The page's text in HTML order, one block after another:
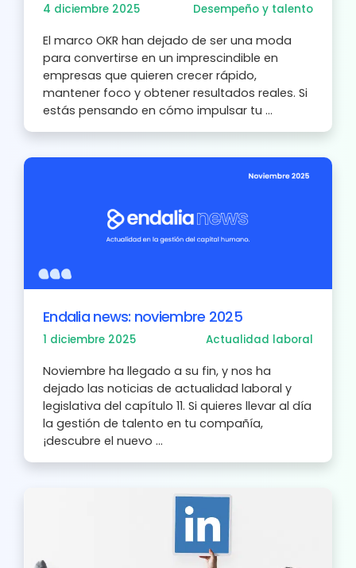
4 diciembre 2025 Desempeño y talento
El marco OKR han dejado de ser una moda
para convertirse en un imprescindible en
empresas que quieren crecer rápido,
mantener foco y obtener resultados reales. Si
estás pensando en cómo impulsar tu ...
Endalia news: noviembre 2025
1 diciembre 2025 Actualidad laboral
Noviembre ha llegado a su fin, y nos ha
dejado las noticias de actualidad laboral y
legislativa del capítulo 11. Si quieres llevar al día
la gestión de talento en tu compañía,
¡descubre el nuevo ...